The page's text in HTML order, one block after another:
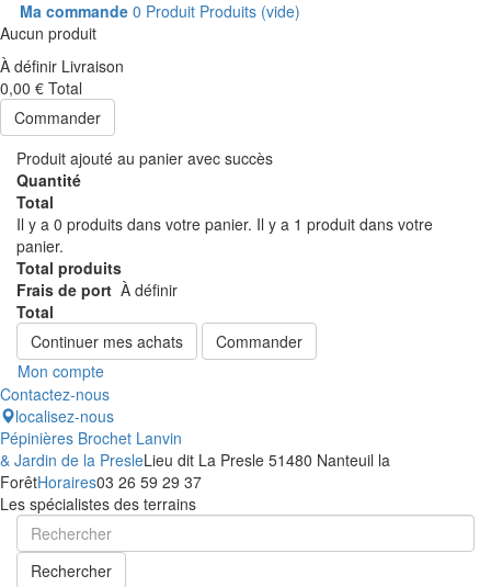
Ma commande 0 Produit Produits (vide)
Aucun produit
À définir Livraison
0,00 € Total
Commander
Produit ajouté au panier avec succès
Quantité
Total
Il y a 0 produits dans votre panier. Il y a 1 produit dans votre
panier.
Total produits
Frais de port À définir
Total
Continuer mes achats
Commander
Mon compte
Contactez-nous
localisez-nous
Pépinières Brochet Lanvin
& Jardin de la PresleLieu dit La Presle 51480 Nanteuil la
ForêtHoraires03 26 59 29 37
Les spécialistes des terrains
Rechercher